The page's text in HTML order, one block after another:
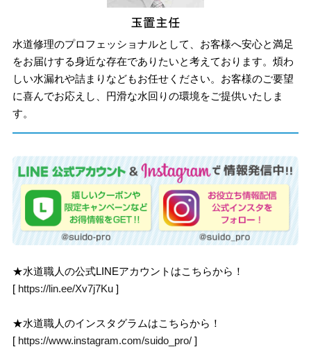
水道修理のプロフェッショナルとして、お客様へ安心と満足
をお届けする身近な存在でありたいと考えております。煩わ
しい水漏れや詰まりなどもお任せください。お客様のご要望
に喜んでお応えし、円滑な水回りの環境をご提供いたしま
す。
★水道職人の公式LINEアカウントはこちらから！
[ https://lin.ee/Xv7j7Ku ]
★水道職人のインスタグラムはこちらから！
[ https://www.instagram.com/suido_pro/ ]